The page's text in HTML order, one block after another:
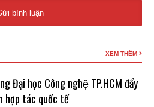
XEM THÊM
Đại học Công nghệ TP.HCM đẩy
hợp tác quốc tế